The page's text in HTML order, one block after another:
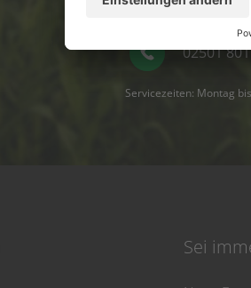
02501
Servicezeiten: Montag
Sei